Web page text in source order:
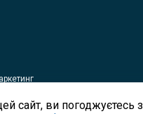
сайт, ви погоджуєтесь з